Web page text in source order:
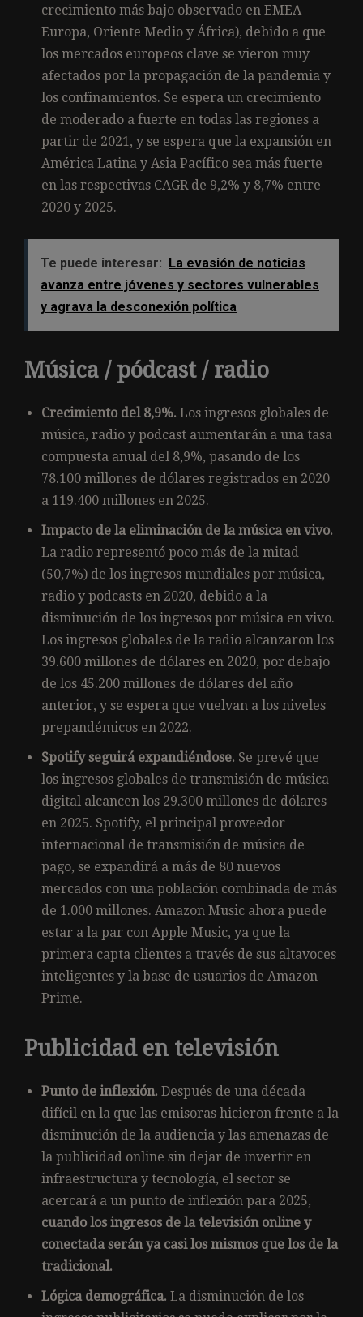
crecimiento más bajo observado en EMEA
Europa, Oriente Medio y África), debido a que
los mercados europeos clave se vieron muy
afectados por la propagación de la pandemia y
los confinamientos. Se espera un crecimiento
de moderado a fuerte en todas las regiones a
partir de 2021, y se espera que la expansión en
América Latina y Asia Pacífico sea más fuerte
en las respectivas CAGR de 9,2% y 8,7% entre
2020 y 2025.
Te puede interesar: La evasión de noticias
avanza entre jóvenes y sectores vulnerables
y agrava la desconexión política
Música / pódcast / radio
Crecimiento del 8,9%. Los ingresos globales de
música, radio y podcast aumentarán a una tasa
compuesta anual del 8,9%, pasando de los
78.100 millones de dólares registrados en 2020
a 119.400 millones en 2025.
Impacto de la eliminación de la música en vivo.
La radio representó poco más de la mitad
(50,7%) de los ingresos mundiales por música,
radio y podcasts en 2020, debido a la
disminución de los ingresos por música en vivo.
Los ingresos globales de la radio alcanzaron los
39.600 millones de dólares en 2020, por debajo
de los 45.200 millones de dólares del año
anterior, y se espera que vuelvan a los niveles
prepandémicos en 2022.
Spotify seguirá expandiéndose. Se prevé que
los ingresos globales de transmisión de música
digital alcancen los 29.300 millones de dólares
en 2025. Spotify, el principal proveedor
internacional de transmisión de música de
pago, se expandirá a más de 80 nuevos
mercados con una población combinada de más
de 1.000 millones. Amazon Music ahora puede
estar a la par con Apple Music, ya que la
primera capta clientes a través de sus altavoces
inteligentes y la base de usuarios de Amazon
Prime.
Publicidad en televisión
Punto de inflexión. Después de una década
difícil en la que las emisoras hicieron frente a la
disminución de la audiencia y las amenazas de
la publicidad online sin dejar de invertir en
infraestructura y tecnología, el sector se
acercará a un punto de inflexión para 2025,
cuando los ingresos de la televisión online y
conectada serán ya casi los mismos que los de la
tradicional.
Lógica demográfica. La disminución de los